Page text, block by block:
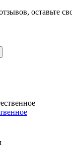
оставьте